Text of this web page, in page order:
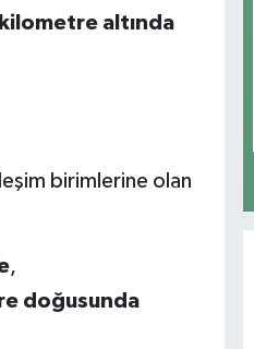
altında
birimlerine olan
,
doğusunda